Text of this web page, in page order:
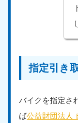
指定引き
バイクを指定さ
ば公益財団法人